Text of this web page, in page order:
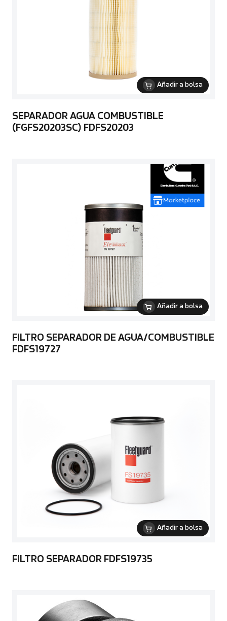
Añadir a bolsa
SEPARADOR AGUA COMBUSTIBLE
(FGFS20203SC) FDFS20203
Añadir a bolsa
FILTRO SEPARADOR DE AGUA/COMBUSTIBLE
FDFS19727
Añadir a bolsa
FILTRO SEPARADOR FDFS19735